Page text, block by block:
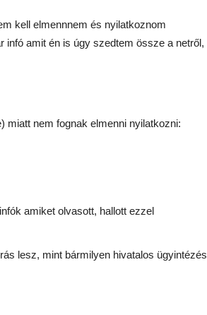
kell elmennnem és nyilatkoznom
infó amit én is úgy szedtem össze a netről,
miatt nem fognak elmenni nyilatkozni:
amiket olvasott, hallott ezzel
lesz, mint bármilyen hivatalos ügyintézés